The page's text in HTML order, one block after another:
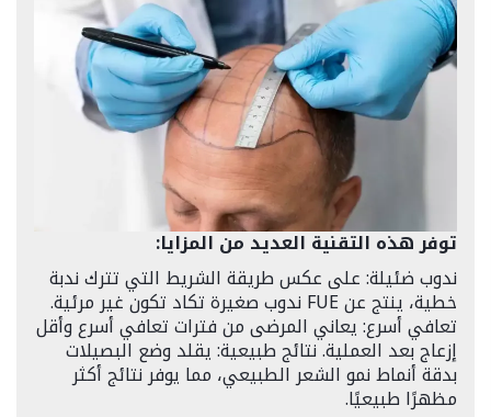
توفر هذه التقنية العديد من المزايا:
ندوب ضئيلة: على عكس طريقة الشريط التي تترك ندبة
خطية، ينتج عن FUE ندوب صغيرة تكاد تكون غير مرئية.
تعافي أسرع: يعاني المرضى من فترات تعافي أسرع وأقل
إزعاج بعد العملية. نتائج طبيعية: يقلد وضع البصيلات
بدقة أنماط نمو الشعر الطبيعي، مما يوفر نتائج أكثر
مظهرًا طبيعيًا.